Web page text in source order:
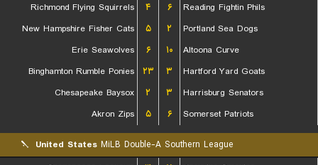
Richmond Flying Squirrels
۴ ۶
Reading Fightin Phils
New Hampshire Fisher Cats
۵ ۲
Portland Sea Dogs
Erie Seawolves
۶ ۱۰
Altoona Curve
Binghamton Rumble Ponies
۲۳ ۳
Hartford Yard Goats
Chesapeake Baysox
۲ ۳
Harrisburg Senators
Akron Zips
۵ ۶ Somerset Patriots
United States MiLB Double-A Southern League